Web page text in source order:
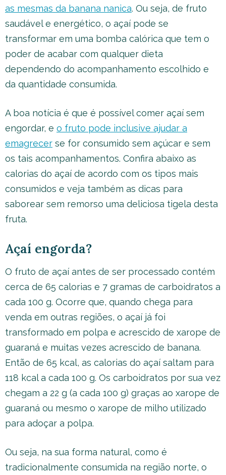
as mesmas da banana nanica. Ou seja, de fruto
saudável e energético, o açaí pode se
transformar em uma bomba calórica que tem o
poder de acabar com qualquer dieta
dependendo do acompanhamento escolhido e
da quantidade consumida.
A boa notícia é que é possível comer açaí sem
engordar, e o fruto pode inclusive ajudar a
emagrecer se for consumido sem açúcar e sem
os tais acompanhamentos. Confira abaixo as
calorias do açaí de acordo com os tipos mais
consumidos e veja também as dicas para
saborear sem remorso uma deliciosa tigela desta
fruta.
Açaí engorda?
O fruto de açaí antes de ser processado contém
cerca de 65 calorias e 7 gramas de carboidratos a
cada 100 g. Ocorre que, quando chega para
venda em outras regiões, o açaí já foi
transformado em polpa e acrescido de xarope de
guaraná e muitas vezes acrescido de banana.
Então de 65 kcal, as calorias do açaí saltam para
118 kcal a cada 100 g. Os carboidratos por sua vez
chegam a 22 g (a cada 100 g) graças ao xarope de
guaraná ou mesmo o xarope de milho utilizado
para adoçar a polpa.
Ou seja, na sua forma natural, como é
tradicionalmente consumida na região norte, o